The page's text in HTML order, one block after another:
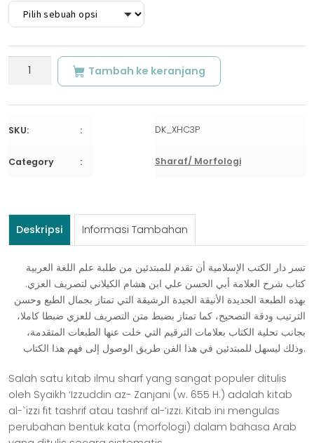
Kuantitas
|
Tambah ke keranjang
SKU: DK_XHC3P
Category Sharaf/ Morfologi
Deskripsi Informasi Tambahan
ﺗﺴﺮ ﺩﺍﺭ ﺍﻟﻜﺘﺐ ﺍﻹﺳﻼﻣﻴﺔ ﺃﻥ ﺗﻘﺪﻡ ﻟﻠﻤﺒﺘﺪﺋﻴﻦ ﻣﻦ ﻃﻠﺒﺔ ﻋﻠﻢ ﺍﻟﻠﻐﺔ ﺍﻟﻌﺮﺑﻴﺔ
ﻛﺘﺎﺏ ﺷﺮﺡ ﺍﻟﻌﻼﻣﺔ ﺃﺑﻲ ﺍﻟﺤﺴﻦ ﻋﻠﻲ ﺍﺑﻦ ﻫﺸﺎﻡ ﺍﻟﻜﻴﻼﻧﻲ ﻟﺘﺼﺮﻳﻒ ﺍﻟﻌﺰﻱ.
ﺑﻬﺬﻩ ﺍﻟﻄﺒﻌﺔ ﺍﻟﺠﺪﻳﺪﺓ ﺍﻷﻧﻴﻘﺔ ﺍﻟﺠﻴﺪﺓ ﺍﻟﺮﺷﻴﻘﺔ ﺍﻟﺘﻲ ﺗﻤﺘﺎﺯ ﺑﺠﻤﺎﻝ ﺍﻟﻄﺒﻊ ﻭﺣﺴﻦ
ﺍﻟﺘﺮﺗﻴﺐ ﻭﺩﻗﺔ ﺍﻟﺘﺼﺤﻴﺢ، ﻛﻤﺎ ﺗﻤﺘﺎﺯ ﺑﻀﺒﻂ ﻣﺘﻦ ﺍﻟﺘﺼﺮﻳﻒ ﻟﻠﻌﺰﻱ ﺿﺒﻄﺎ ﻛﺎﻣﻼ،
ﺑﺠﺎﻧﺐ ﺗﺤﻠﻴﺔ ﺍﻟﻜﺘﺎﺏ ﺑﻌﻼﻣﺎﺕ ﺍﻟﺘﺮﻗﻴﻢ ﺍﻟﺘﻲ ﺧﻠﺖ ﻋﻨﻬﺎ ﺍﻟﻄﺒﻌﺎﺕ ﺍﻟﻤﺘﻘﺪﻣﺔ،
ﻭﺫﻟﻚ ﻟﻴﺴﻬﻞ ﻟﻠﻤﺒﺘﺪﺋﻴﻦ ﻓﻲ ﻫﺬﺍ ﺍﻟﻔﻦ ﻃﺮﻳﻖ ﺍﻟﻮﺻﻮﻝ ﺇﻟﻰ ﻓﻬﻢ ﻫﺬﺍ ﺍﻟﻜﺘﺎﺏ.
Salah satu kitab ilmu sharf yang sangat populer ditulis
oleh Syaikh ‘Izzuddin az- Zanjani (w. 655 H.) adalah kitab
al-`izzi fit tashrif atau tashrif al-’izzi. Kitab ini mengulas
perubahan bentuk kata (morfologi) dalam bahasa Arab